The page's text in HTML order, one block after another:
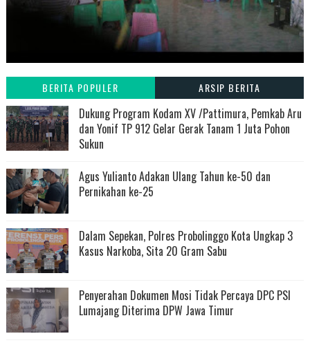
BERITA POPULER ARSIP BERITA
Dukung Program Kodam XV /Pattimura, Pemkab Aru
dan Yonif TP 912 Gelar Gerak Tanam 1 Juta Pohon
Sukun
Agus Yulianto Adakan Ulang Tahun ke-50 dan
Pernikahan ke-25
Dalam Sepekan, Polres Probolinggo Kota Ungkap 3
Kasus Narkoba, Sita 20 Gram Sabu
Penyerahan Dokumen Mosi Tidak Percaya DPC PSI
Lumajang Diterima DPW Jawa Timur